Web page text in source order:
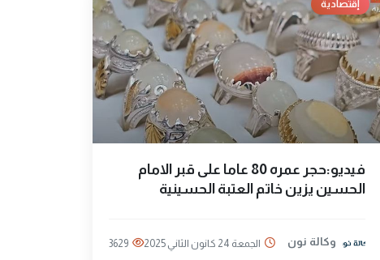
إقتصادية
فيديو:حجر عمره 80 عاما على قبر الامام
الحسين يزين خاتم العتبة الحسينية
وكالة نون الجمعة 24 كانون الثاني 2025 3629